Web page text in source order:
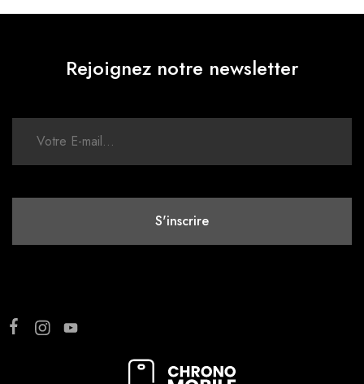
Rejoignez notre newsletter